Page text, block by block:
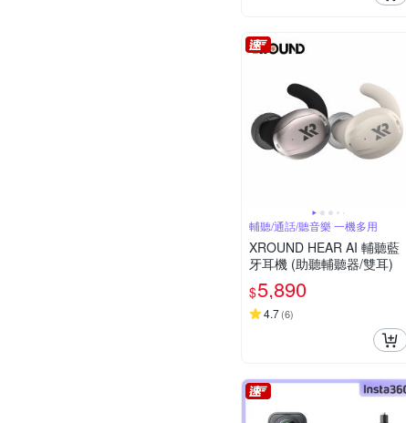
輔聽/通話/聽音樂 一機多用
XROUND HEAR AI 輔聽藍
牙耳機 (助聽輔聽器/雙耳)
$5,890
4.7(6)